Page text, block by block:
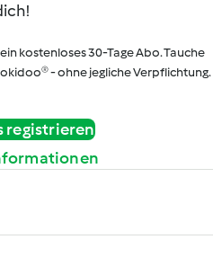
kostenloses 30-Tage Abo. Tauche
- ohne jegliche Verpflichtung.
registrieren